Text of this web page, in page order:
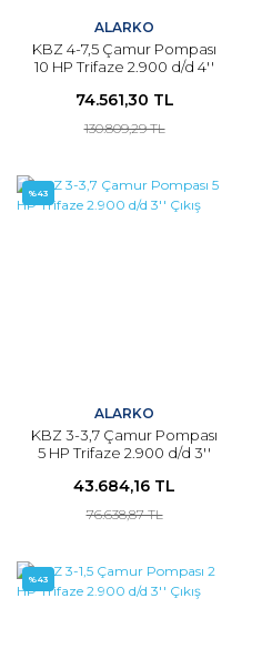
ALARKO
KBZ 4-7,5 Çamur Pompası
10 HP Trifaze 2.900 d/d 4''
74.561,30 TL
130.809,29 TL
%43
ALARKO
KBZ 3-3,7 Çamur Pompası
5 HP Trifaze 2.900 d/d 3''
43.684,16 TL
76.638,87 TL
%43